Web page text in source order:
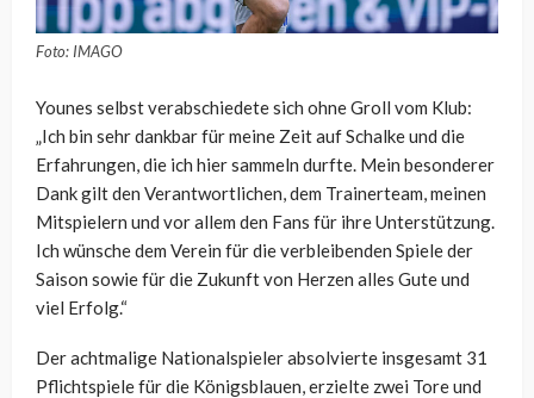
Foto: IMAGO
Younes selbst verabschiedete sich ohne Groll vom Klub:
„Ich bin sehr dankbar für meine Zeit auf Schalke und die
Erfahrungen, die ich hier sammeln durfte. Mein besonderer
Dank gilt den Verantwortlichen, dem Trainerteam, meinen
Mitspielern und vor allem den Fans für ihre Unterstützung.
Ich wünsche dem Verein für die verbleibenden Spiele der
Saison sowie für die Zukunft von Herzen alles Gute und
viel Erfolg.“
Der achtmalige Nationalspieler absolvierte insgesamt 31
Pflichtspiele für die Königsblauen, erzielte zwei Tore und